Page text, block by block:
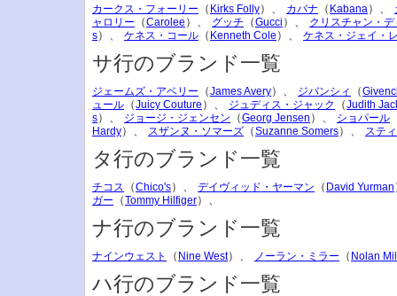
カークス・フォーリー （ Kirks Folly）、 カバナ （ Kabana ）、
ャロリー
（Carolee ）、 グッチ （Gucci ）、
クリスチャン・
s）、 ケネス・コール （ Kenneth Cole ）、 ケネス・ジェイ・
サ行のブランド一覧
ジェームズ・アベリー （James Avery）、 ジバンシィ （
ュール （Juicy Couture ）、 ジュディス・ジャック （Judith
s）、 ジョージ・ジェンセン （Georg Jensen ）、 ショパール
Hardy）、 スザンヌ・ソマーズ （Suzanne Somers）、 ステ
タ行のブランド一覧
チコス （Chico's）、 デイヴィッド・ヤーマン （ David Yurman
ガー （Tommy Hilfiger）、
ナ行のブランド一覧
ナインウェスト （ Nine West）、 ノーラン・ミラー （ Nolan
ハ行のブランド一覧